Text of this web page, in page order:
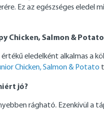
Ez az egészséges
Chicken, Salmon &
eledelként alkalmas
Chicken, Salmon & Potato
jó?
rágható. Ezenkívül